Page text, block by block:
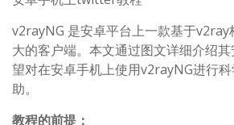
v2rayNG 是安卓平台上一款基于v2ray
大的客户端。本文通过图文详细介绍
望对在安卓手机上使用v2rayNG进行
助。
教程的前提：